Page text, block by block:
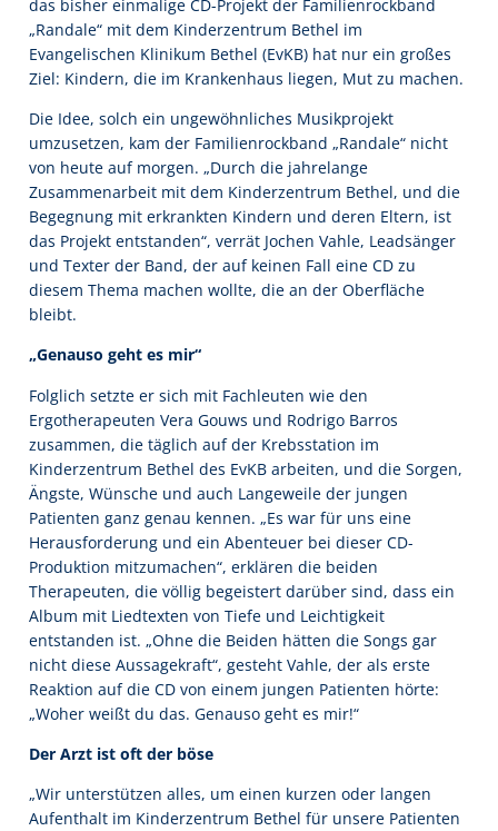
das bisher einmalige CD-Projekt der Familienrockband
„Randale“ mit dem Kinderzentrum Bethel im
Evangelischen Klinikum Bethel (EvKB) hat nur ein großes
Ziel: Kindern, die im Krankenhaus liegen, Mut zu machen.
Die Idee, solch ein ungewöhnliches Musikprojekt
umzusetzen, kam der Familienrockband „Randale“ nicht
von heute auf morgen. „Durch die jahrelange
Zusammenarbeit mit dem Kinderzentrum Bethel, und die
Begegnung mit erkrankten Kindern und deren Eltern, ist
das Projekt entstanden“, verrät Jochen Vahle, Leadsänger
und Texter der Band, der auf keinen Fall eine CD zu
diesem Thema machen wollte, die an der Oberfläche
bleibt.
„Genauso geht es mir“
Folglich setzte er sich mit Fachleuten wie den
Ergotherapeuten Vera Gouws und Rodrigo Barros
zusammen, die täglich auf der Krebsstation im
Kinderzentrum Bethel des EvKB arbeiten, und die Sorgen,
Ängste, Wünsche und auch Langeweile der jungen
Patienten ganz genau kennen. „Es war für uns eine
Herausforderung und ein Abenteuer bei dieser CD-
Produktion mitzumachen“, erklären die beiden
Therapeuten, die völlig begeistert darüber sind, dass ein
Album mit Liedtexten von Tiefe und Leichtigkeit
entstanden ist. „Ohne die Beiden hätten die Songs gar
nicht diese Aussagekraft“, gesteht Vahle, der als erste
Reaktion auf die CD von einem jungen Patienten hörte:
„Woher weißt du das. Genauso geht es mir!“
Der Arzt ist oft der böse
„Wir unterstützen alles, um einen kurzen oder langen
Aufenthalt im Kinderzentrum Bethel für unsere Patienten